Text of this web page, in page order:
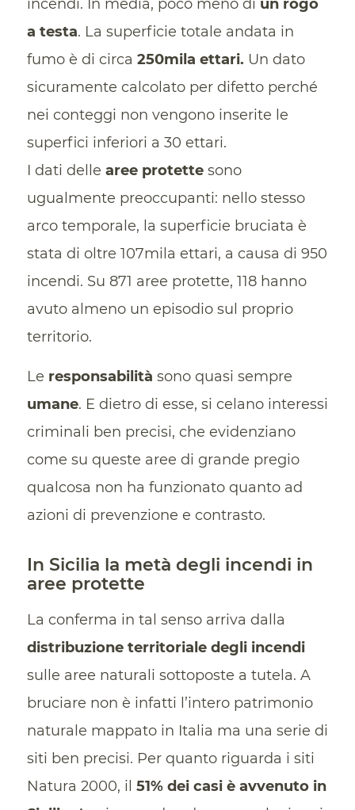
incendi. In media, poco meno di un rogo
a testa. La superficie totale andata in
fumo è di circa 250mila ettari. Un dato
sicuramente calcolato per difetto perché
nei conteggi non vengono inserite le
superfici inferiori a 30 ettari.
I dati delle aree protettesono
ugualmente preoccupanti: nello stesso
arco temporale, la superficie bruciata è
stata di oltre 107mila ettari, a causa di 950
incendi. Su 871 aree protette, 118 hanno
avuto almeno un episodio sul proprio
territorio.
Le responsabilità sono quasi sempre
umane. E dietro di esse, si celano interessi
criminali ben precisi, che evidenziano
come su queste aree di grande pregio
qualcosa non ha funzionato quanto ad
azioni di prevenzione e contrasto.
In Sicilia la metà degli incendi in
aree protette
La conferma in tal senso arriva dalla
distribuzione territoriale degli incendi
sulle aree naturali sottoposte a tutela. A
bruciare non è infatti l’intero patrimonio
naturale mappato in Italia ma una serie di
siti ben precisi. Per quanto riguarda i siti
Natura 2000, il 51% dei casi è avvenuto in